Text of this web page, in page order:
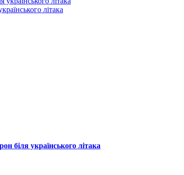
літака
біля українського літака